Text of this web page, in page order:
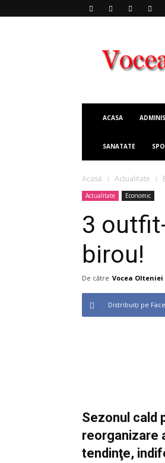
Olteniei
ACASA
SANATATE
Acasă Actualitate
Actualitate Economic
3
birou!
De către Vocea Olteniei
Distribuiți pe
Sezonul cald
reorganizare
tendinţe,